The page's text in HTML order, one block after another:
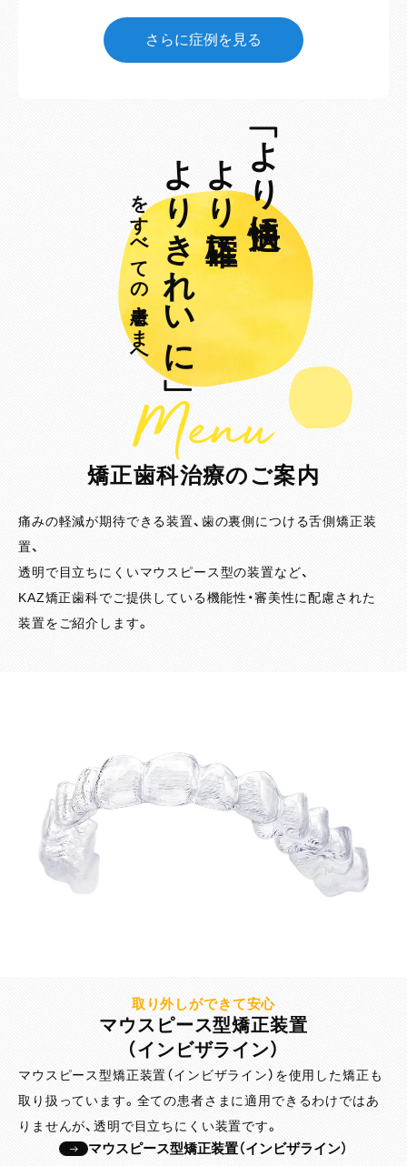
さらに症例を見る
「より快適に、
より正確に、
よりきれいに」
をすべての患者さまへ
Menu
矯正歯科治療のご案内
痛みの軽減が期待できる装置、歯の裏側につける舌側矯正装
置、
透明で目立ちにくいマウスピース型の装置など、
KAZ矯正歯科でご提供している機能性・審美性に配慮された
装置をご紹介します。
取り外しができて安心
マウスピース型矯正装置
（インビザライン）
マウスピース型矯正装置（インビザライン）を使用した矯正も
取り扱っています。全ての患者さまに適用できるわけではあ
りませんが、透明で目立ちにくい装置です。
マウスピース型矯正装置（インビザライン）